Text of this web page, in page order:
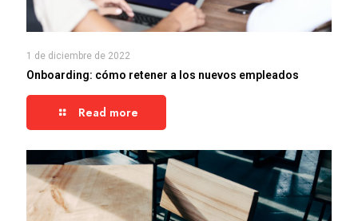
1 de diciembre de 2022
Onboarding: cómo retener a los nuevos empleados
Read more